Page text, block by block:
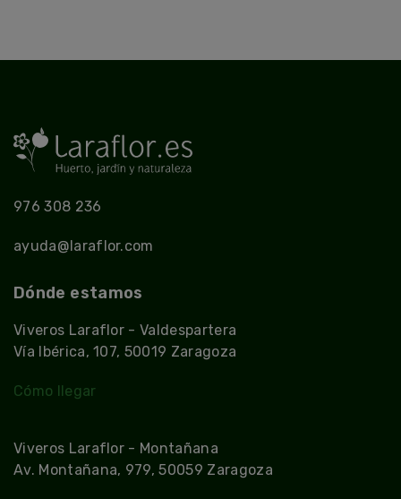
976 308 236
ayuda@laraflor.com
Dónde estamos
Viveros Laraflor - Valdespartera
Vía Ibérica, 107, 50019 Zaragoza
Cómo llegar
Viveros Laraflor - Montañana
Av. Montañana, 979, 50059 Zaragoza